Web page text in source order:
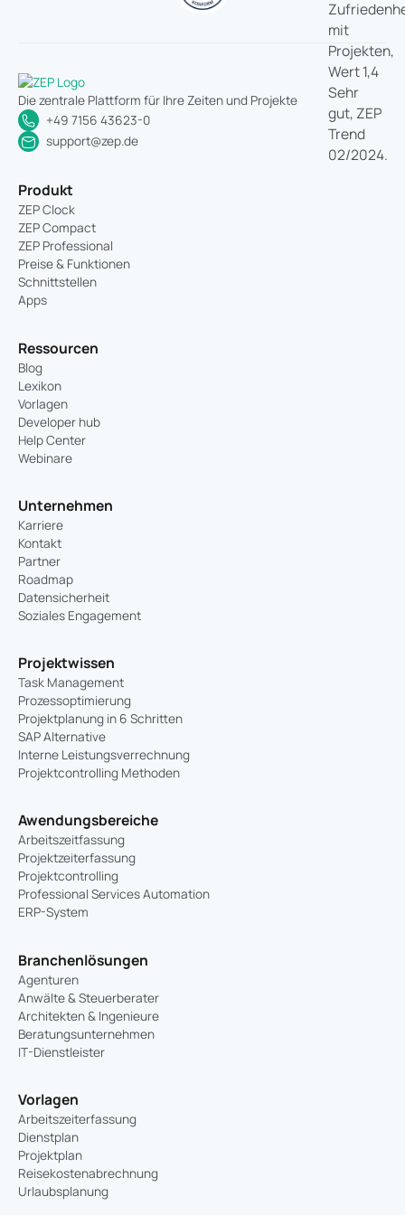
Die zentrale Plattform für Ihre Zeiten und Projekte
+49 7156 43623-0
support@zep.de
Produkt
ZEP Clock
ZEP Compact
ZEP Professional
Preise & Funktionen
Schnittstellen
Apps
Ressourcen
Blog
Lexikon
Vorlagen
Developer hub
Help Center
Webinare
Unternehmen
Karriere
Kontakt
Partner
Roadmap
Datensicherheit
Soziales Engagement
Projektwissen
Task Management
Prozessoptimierung
Projektplanung in 6 Schritten
SAP Alternative
Interne Leistungsverrechnung
Projektcontrolling Methoden
Awendungsbereiche
Arbeitszeitfassung
Projektzeiterfassung
Projektcontrolling
Professional Services Automation
ERP-System
Branchenlösungen
Agenturen
Anwälte & Steuerberater
Architekten & Ingenieure
Beratungsunternehmen
IT-Dienstleister
Vorlagen
Arbeitszeiterfassung
Dienstplan
Projektplan
Reisekostenabrechnung
Urlaubsplanung